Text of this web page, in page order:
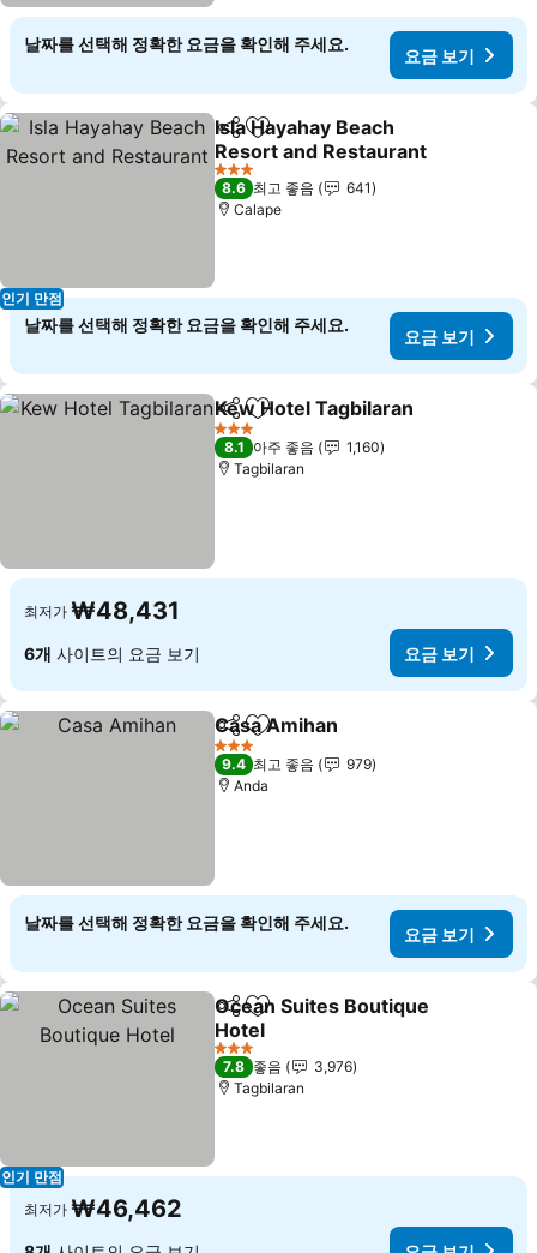
날짜를 선택해 정확한 요금을 확인해 주세요.
요금 보기
인기 만점
공유 즐겨찾기에 추가
Isla Hayahay Beach
Resort and Restaurant
요금 보기
3 성급
8.6 최고 좋음
641
Calape
날짜를 선택해 정확한 요금을 확인해 주세요.
요금 보기
공유 즐겨찾기에 추가
Kew Hotel Tagbilaran
3 성급
8.1 아주 좋음
1,160
Tagbilaran
최저가 ₩48,431
6개 사이트의 요금 보기 요금 보기
공유 즐겨찾기에 추가
Casa Amihan
3 성급
9.4 최고 좋음
979
Anda
날짜를 선택해 정확한 요금을 확인해 주세요.
요금 보기
인기 만점
공유 즐겨찾기에 추가
Ocean Suites Boutique
Hotel
요금 보기
3 성급
7.8 좋음
3,976
Tagbilaran
최저가 ₩46,462